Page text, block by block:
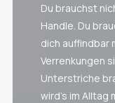
Du brauchst
Handle. Du
dich auffindbar
Verrenkungen
Unterstriche
wird’s im Alltag